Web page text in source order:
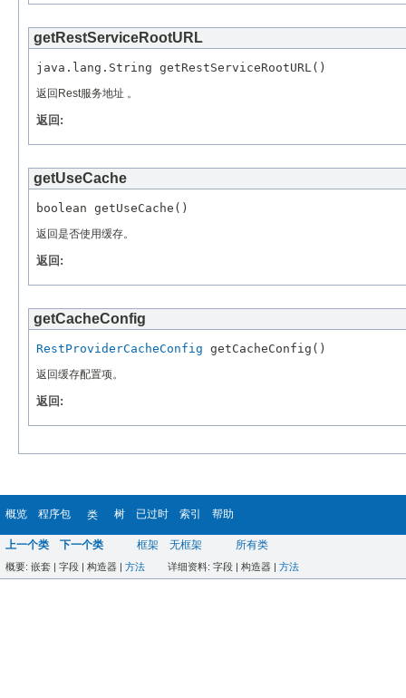
getRestServiceRootURL
返回Rest服务地址 。
返回:
getUseCache
返回是否使用缓存。
返回:
getCacheConfig
RestProviderCacheConfig
返回缓存配置项。
返回:
概览 程序包 类 树 已过时 索引 帮助
上一个类 下一个类 框架 无框架 所有类
概要: 嵌套 | 字段 | 构造器 | 方法 详细资料: 字段 | 构造器 | 方法